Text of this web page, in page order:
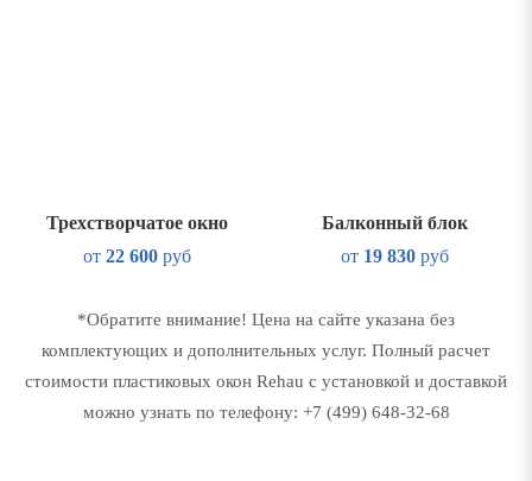
Трехстворчатое окно
от 22 600руб
Балконный блок
от 19 830 руб
*Обратите внимание! Цена на сайте указана без
комплектующих и дополнительных услуг. Полный расчет
стоимости пластиковых окон Rehau с установкой и доставкой
можно узнать по телефону: +7 (499) 648-32-68